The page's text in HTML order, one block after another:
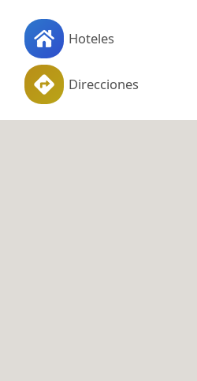
Hoteles
Direcciones